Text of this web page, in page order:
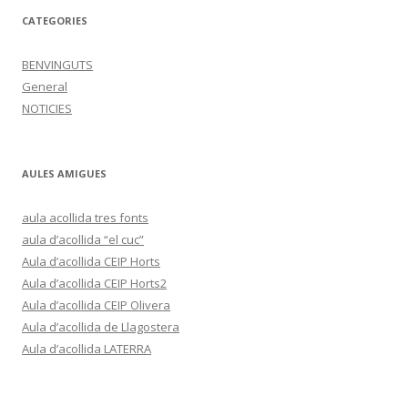
CATEGORIES
BENVINGUTS
General
NOTICIES
AULES AMIGUES
aula acollida tres fonts
aula d’acollida “el cuc”
Aula d’acollida CEIP Horts
Aula d’acollida CEIP Horts2
Aula d’acollida CEIP Olivera
Aula d’acollida de Llagostera
Aula d’acollida LATERRA